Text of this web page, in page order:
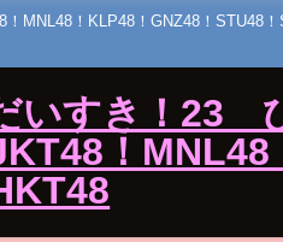
！KLP48！GNZ48！STU48！
いすき！23
！MNL48